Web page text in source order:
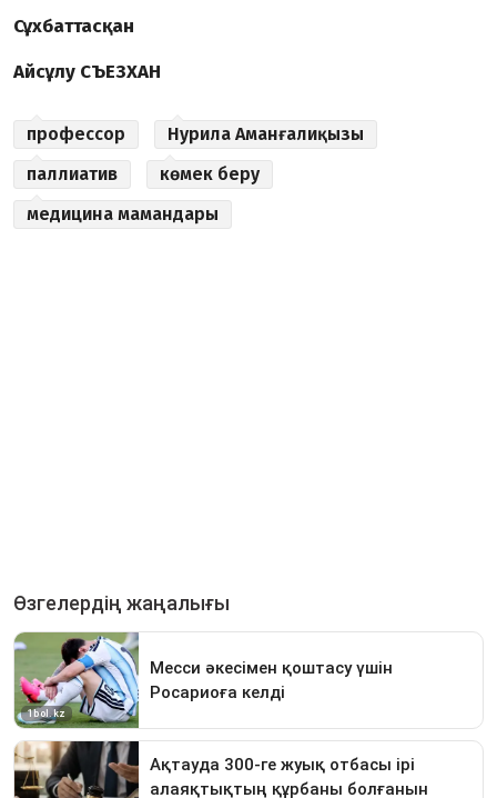
Сұхбаттасқан
Айсұлу СЪЕЗХАН
профессор
Нурила Аманғалиқызы
паллиатив
көмек беру
медицина мамандары